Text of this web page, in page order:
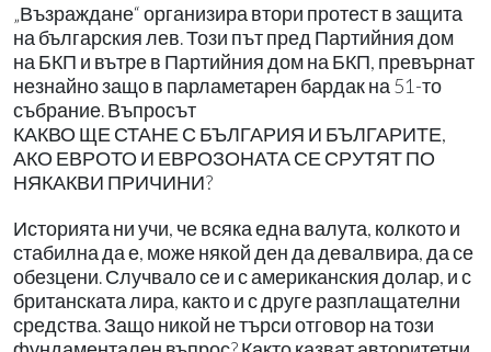
„Възраждане“ организира втори протест в защита
на българския лев. Този път пред Партийния дом
на БКП и вътре в Партийния дом на БКП, превърнат
незнайно защо в парламетарен бардак на 51-то
събрание. Въпросът
КАКВО ЩЕ СТАНЕ С БЪЛГАРИЯ И БЪЛГАРИТЕ,
АКО ЕВРОТО И ЕВРОЗОНАТА СЕ СРУТЯТ ПО
НЯКАКВИ ПРИЧИНИ?
Историята ни учи, че всяка една валута, колкото и
стабилна да е, може някой ден да девалвира, да се
обезцени. Случвало се и с американския долар, и с
британската лира, както и с друге разплащателни
средства. Защо никой не търси отговор на този